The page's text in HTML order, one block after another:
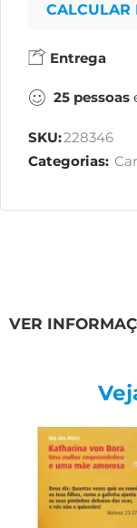
CALCULAR
Entrega
25 pessoas
SKU:228346
Categorias:
VER